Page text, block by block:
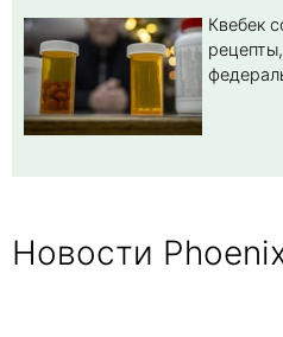
Квебек
Новости